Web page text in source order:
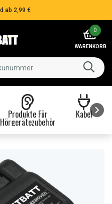
Über 500.000 Kunden!
0
WARENKORB
Produkte Für
Hörgerätezubehör
Kabel